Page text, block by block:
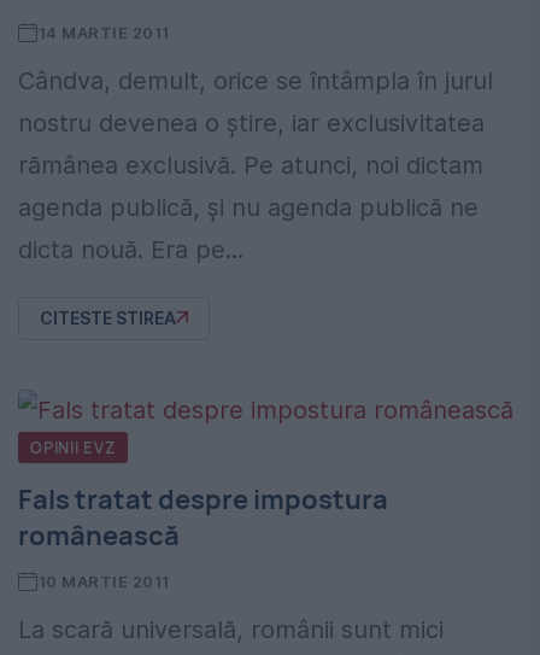
14 MARTIE 2011
Cândva, demult, orice se întâmpla în jurul
nostru devenea o ştire, iar exclusivitatea
rămânea exclusivă. Pe atunci, noi dictam
agenda publică, şi nu agenda publică ne
dicta nouă. Era pe...
CITESTE STIREA
OPINII EVZ
Fals tratat despre impostura
românească
10 MARTIE 2011
La scară universală, românii sunt mici